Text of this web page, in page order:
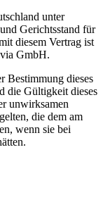
unter
Gerichtsstand für
diesem Vertrag ist
GmbH.
Bestimmung dieses
die Gültigkeit dieses
unwirksamen
die dem am
wenn sie bei